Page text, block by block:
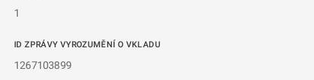
1
ID ZPRÁVY VYROZUMĚNÍ O VKLADU
1267103899